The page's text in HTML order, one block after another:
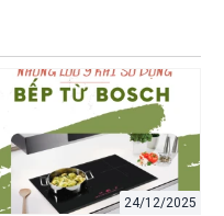
24/12/2025